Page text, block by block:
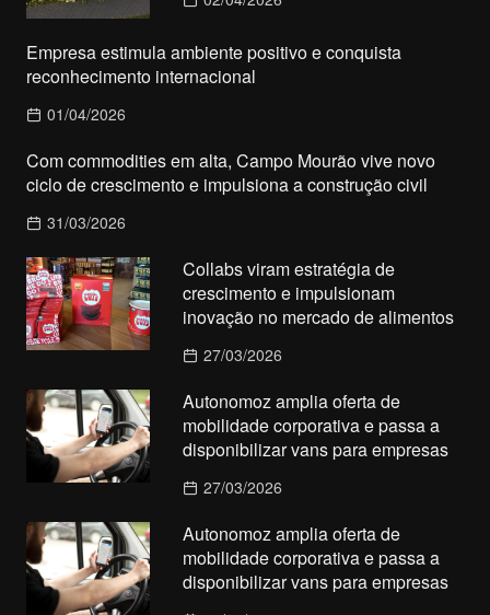
Empresa estimula ambiente positivo e conquista
reconhecimento internacional
01/04/2026
Com commodities em alta, Campo Mourão vive novo
ciclo de crescimento e impulsiona a construção civil
31/03/2026
Collabs viram estratégia de
crescimento e impulsionam
inovação no mercado de alimentos
27/03/2026
Autonomoz amplia oferta de
mobilidade corporativa e passa a
disponibilizar vans para empresas
27/03/2026
Autonomoz amplia oferta de
mobilidade corporativa e passa a
disponibilizar vans para empresas